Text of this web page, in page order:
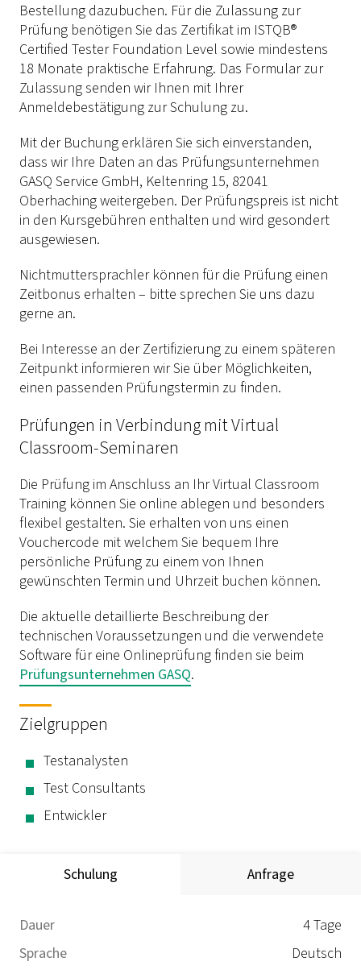
Schulung Anfrage
Dauer
4 Tage
Sprache
Deutsch
Bestellung dazubuchen. Für die Zulassung zur
Prüfung benötigen Sie das Zertifikat im ISTQB®
Certified Tester Foundation Level sowie mindestens
18 Monate praktische Erfahrung. Das Formular zur
Zulassung senden wir Ihnen mit Ihrer
Anmeldebestätigung zur Schulung zu.
Mit der Buchung erklären Sie sich einverstanden,
dass wir Ihre Daten an das Prüfungsunternehmen
GASQ Service GmbH, Keltenring 15, 82041
Oberhaching weitergeben. Der Prüfungspreis ist nicht
in den Kursgebühren enthalten und wird gesondert
ausgewiesen.
Nichtmuttersprachler können für die Prüfung einen
Zeitbonus erhalten – bitte sprechen Sie uns dazu
gerne an.
Bei Interesse an der Zertifizierung zu einem späteren
Zeitpunkt informieren wir Sie über Möglichkeiten,
einen passenden Prüfungstermin zu finden.
Prüfungen in Verbindung mit Virtual
Classroom-Seminaren
Die Prüfung im Anschluss an Ihr Virtual Classroom
Training können Sie online ablegen und besonders
flexibel gestalten. Sie erhalten von uns einen
Vouchercode mit welchem Sie bequem Ihre
persönliche Prüfung zu einem von Ihnen
gewünschten Termin und Uhrzeit buchen können.
Die aktuelle detaillierte Beschreibung der
technischen Voraussetzungen und die verwendete
Software für eine Onlineprüfung finden sie beim
Prüfungsunternehmen GASQ.
Zielgruppen
Testanalysten
Test Consultants
Entwickler